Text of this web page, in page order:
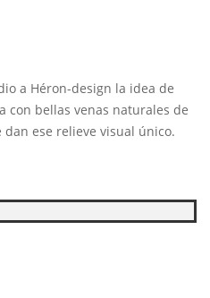
a Héron-design la idea de
con bellas venas naturales de
ese relieve visual único.